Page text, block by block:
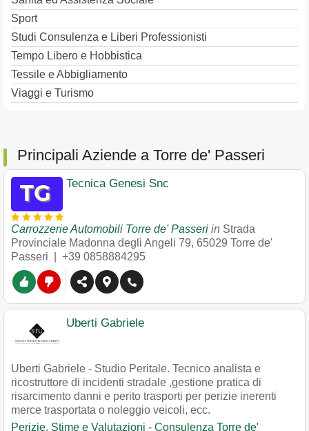
Sport
Studi Consulenza e Liberi Professionisti
Tempo Libero e Hobbistica
Tessile e Abbigliamento
Viaggi e Turismo
Principali Aziende a Torre de' Passeri
Tecnica Genesi Snc
Carrozzerie Automobili Torre de' Passeri in Strada
Provinciale Madonna degli Angeli 79, 65029 Torre de'
Passeri
+39 0858884295
Uberti Gabriele
Uberti Gabriele - Studio Peritale. Tecnico analista e
ricostruttore di incidenti stradale ,gestione pratica di
risarcimento danni e perito trasporti per perizie inerenti
merce trasportata o noleggio veicoli, ecc.
Perizie, Stime e Valutazioni - Consulenza Torre de'